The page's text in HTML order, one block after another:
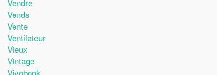
Vendre
Vends
Vente
Ventilateur
Vieux
Vintage
Vivobook